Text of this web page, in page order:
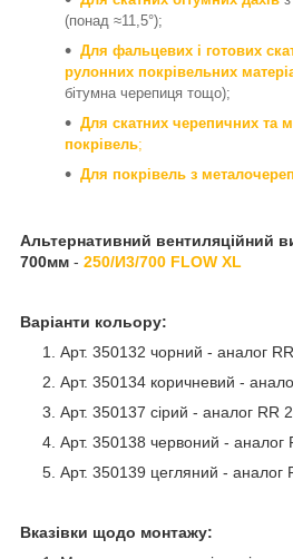
(понад ≈11,5°);
Для фальцевих і готових
рулонних покрівельних
бітумна черепиця тощо);
Для скатних черепичних та
покрівель;
Для покрівель з
Альтернативний вентиляційний
700мм - 250/И3/700 FLOW XL
Варіанти кольору:
Арт. 350132 чорний - аналог
Арт. 350134 коричневий -
Арт. 350137 сірий - аналог RR
Арт. 350138 червоний - аналог
Арт. 350139 цегляний - аналог
Вказівки щодо монтажу: